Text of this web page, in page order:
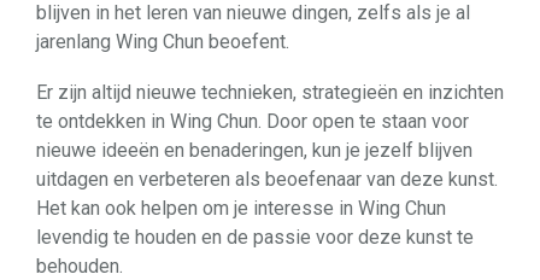
blijven in het leren van nieuwe dingen, zelfs als je al
jarenlang Wing Chun beoefent.
Er zijn altijd nieuwe technieken, strategieën en inzichten
te ontdekken in Wing Chun. Door open te staan voor
nieuwe ideeën en benaderingen, kun je jezelf blijven
uitdagen en verbeteren als beoefenaar van deze kunst.
Het kan ook helpen om je interesse in Wing Chun
levendig te houden en de passie voor deze kunst te
behouden.